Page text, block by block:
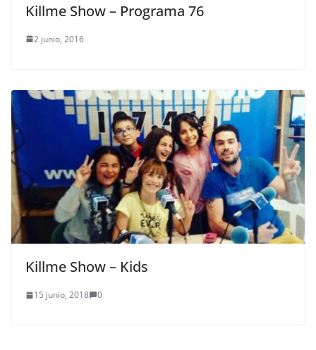
Killme Show – Programa 76
2 junio, 2016
Killme Show – Kids
15 junio, 2018 0